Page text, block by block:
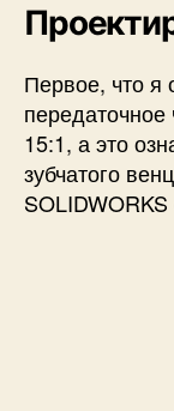
Первое, что я
15:1, а это
зубчатого